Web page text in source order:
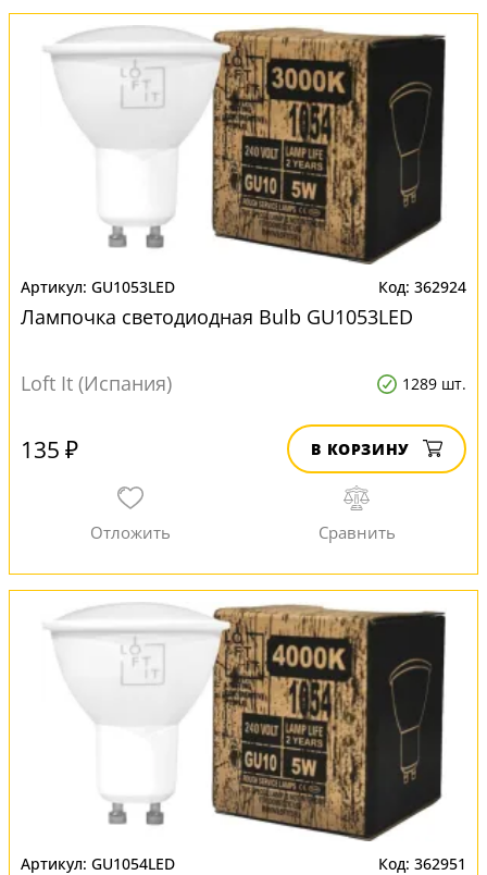
GU1053LED 362924
Лампочка светодиодная Bulb GU1053LED
Loft It (Испания) 1289 шт.
135 ₽ В КОРЗИНУ
GU1054LED 362951